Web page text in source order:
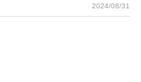
2024/08/31